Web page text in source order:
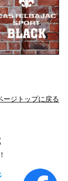
ージトップに戻る